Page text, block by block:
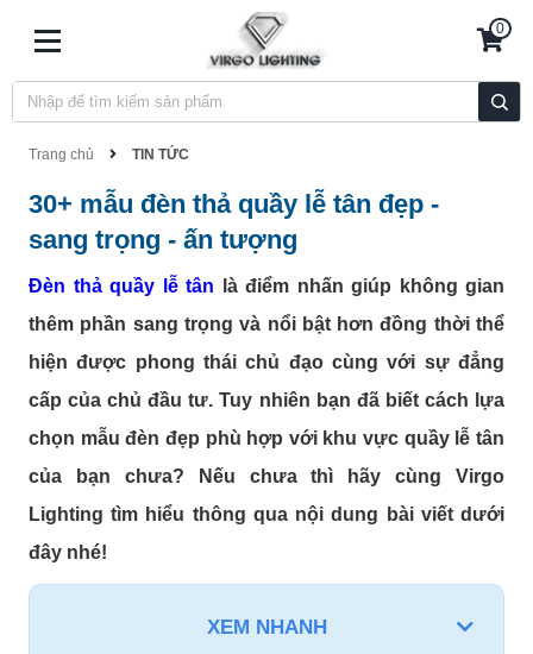
0
Trang chủ TIN TỨC
30+ mẫu đèn thả quầy lễ tân đẹp -
sang trọng - ấn tượng
Đèn thả quầy lễ tân là điểm nhấn giúp không gian
thêm phần sang trọng và nổi bật hơn đồng thời thể
hiện được phong thái chủ đạo cùng với sự đẳng
cấp của chủ đầu tư. Tuy nhiên bạn đã biết cách lựa
chọn mẫu đèn đẹp phù hợp với khu vực quầy lễ tân
của bạn chưa? Nếu chưa thì hãy cùng Virgo
Lighting tìm hiểu thông qua nội dung bài viết dưới
đây nhé!
XEM NHANH